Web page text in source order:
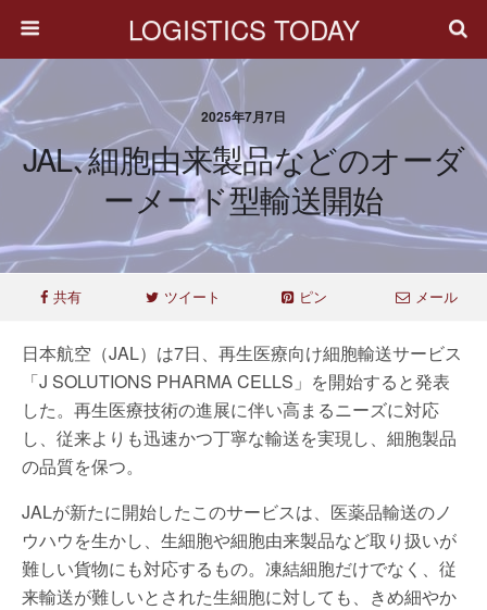
LOGISTICS TODAY
2025年7月7日
JAL､細胞由来製品などのオーダ
ーメード型輸送開始
共有 ツイート ピン メール
日本航空（JAL）は7日、再生医療向け細胞輸送サービス
「J SOLUTIONS PHARMA CELLS」を開始すると発表
した。再生医療技術の進展に伴い高まるニーズに対応
し、従来よりも迅速かつ丁寧な輸送を実現し、細胞製品
の品質を保つ。
JALが新たに開始したこのサービスは、医薬品輸送のノ
ウハウを生かし、生細胞や細胞由来製品など取り扱いが
難しい貨物にも対応するもの。凍結細胞だけでなく、従
来輸送が難しいとされた生細胞に対しても、きめ細やか